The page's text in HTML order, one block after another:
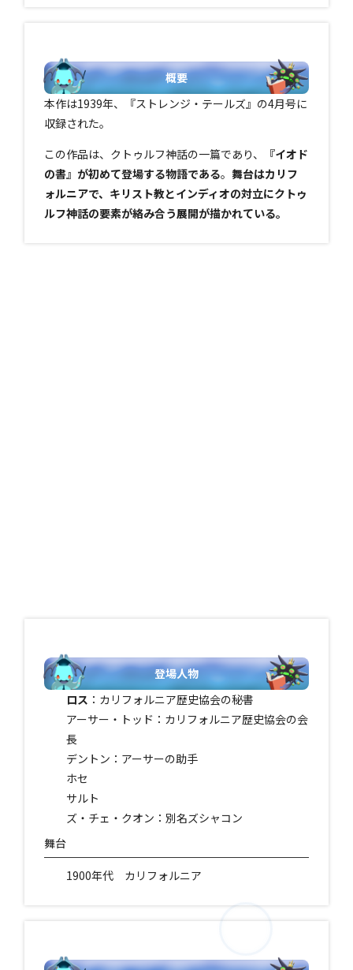
概要
本作は1939年、『ストレンジ・テールズ』の4月号に
収録された。
この作品は、クトゥルフ神話の一篇であり、
『イオド
の書』が初めて登場する物語である。舞台はカリフ
ォルニアで、キリスト教とインディオの対立にクトゥ
ルフ神話の要素が絡み合う展開が描かれている。
登場人物
ロス ：カリフォルニア歴史協会の秘書
アーサー・トッド：カリフォルニア歴史協会の会
長
デントン：アーサーの助手
ホセ
サルト
ズ・チェ・クオン：別名ズシャコン
舞台
1900年代 カリフォルニア